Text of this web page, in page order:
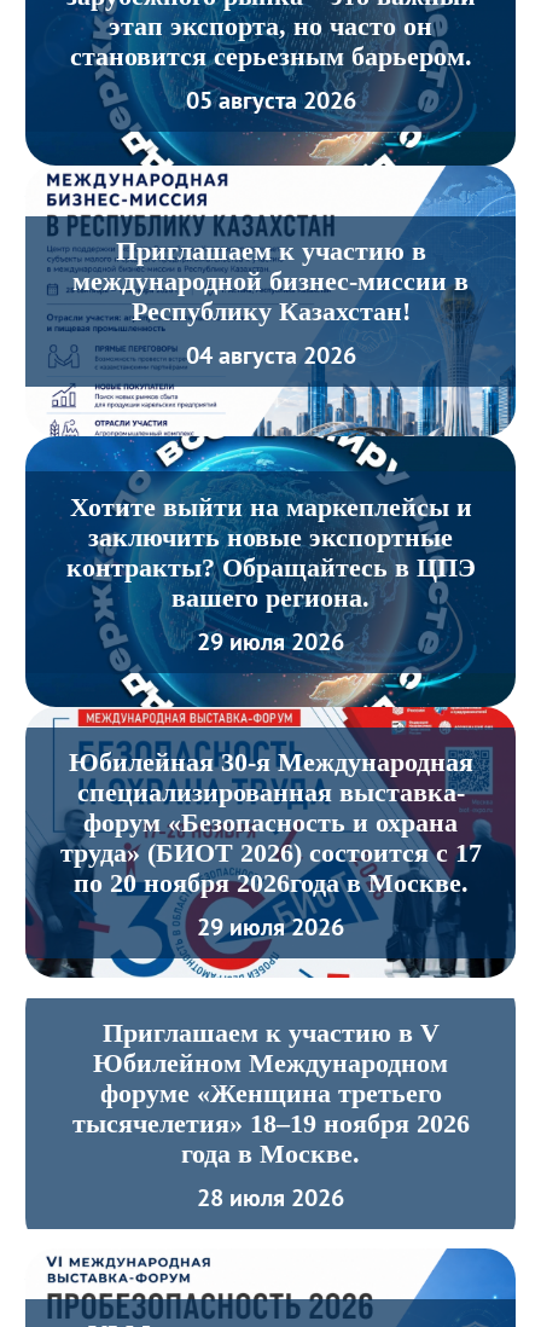
этап экспорта, но часто он
становится серьезным барьером.
05 августа 2026
Приглашаем к участию в
международной бизнес-миссии в
Республику Казахстан!
04 августа 2026
Хотите выйти на маркеплейсы и
заключить новые экспортные
контракты? Обращайтесь в ЦПЭ
вашего региона.
29 июля 2026
Юбилейная 30-я Международная
специализированная выставка-
форум «Безопасность и охрана
труда» (БИОТ 2026) состоится с 17
по 20 ноября 2026года в Москве.
29 июля 2026
Приглашаем к участию в V
Юбилейном Международном
форуме «Женщина третьего
тысячелетия» 18–19 ноября 2026
года в Москве.
28 июля 2026